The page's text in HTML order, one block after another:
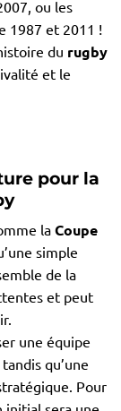
ou les
1987 et 2011 !
du rugby
et le
pour la
laCoupe
simple
de la
et peut
une équipe
qu’une
Pour